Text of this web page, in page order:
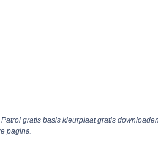
gratis basis kleurplaat gratis
pagina.